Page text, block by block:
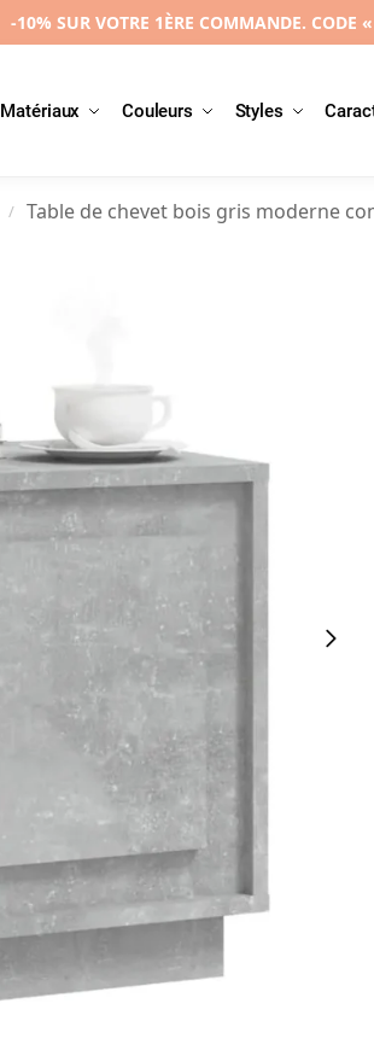
-10% SUR VOTRE 1ÈRE COMMANDE. CODE
Matériaux Couleurs Styles
/ Table de chevet bois gris moderne